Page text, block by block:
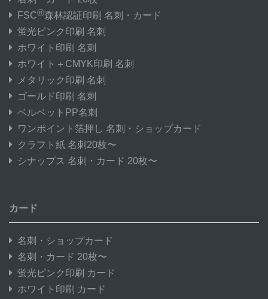
FSC®森林認証印刷 名刺・カード
蛍光ピンク印刷 名刺
ホワイト印刷 名刺
ホワイト＋CMYK印刷 名刺
メタリック印刷 名刺
ゴールド印刷 名刺
ベルベットPP名刺
ワンポイント箔押し 名刺・ショップカード
クラフト紙 名刺20枚〜
シナップス 名刺・カード 20枚〜
カード
名刺・ショップカード
名刺・カード 20枚〜
蛍光ピンク印刷 カード
ホワイト印刷 カード